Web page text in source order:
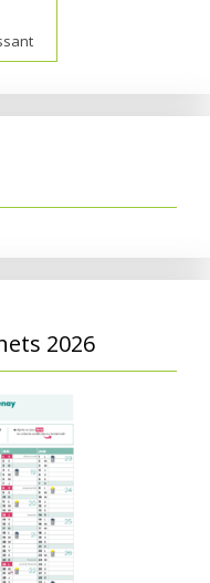
2026